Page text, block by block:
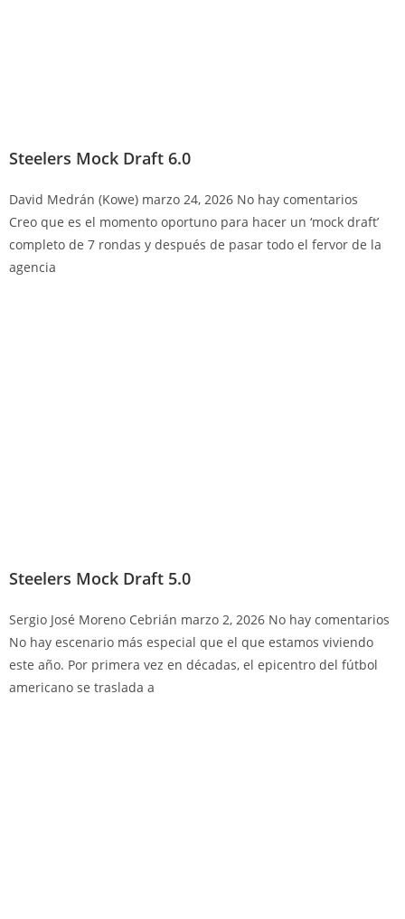
Steelers Mock Draft 6.0
David Medrán (Kowe) marzo 24, 2026 No hay comentarios
Creo que es el momento oportuno para hacer un ‘mock draft’
completo de 7 rondas y después de pasar todo el fervor de la
agencia
Steelers Mock Draft 5.0
Sergio José Moreno Cebrián marzo 2, 2026 No hay comentarios
No hay escenario más especial que el que estamos viviendo
este año. Por primera vez en décadas, el epicentro del fútbol
americano se traslada a